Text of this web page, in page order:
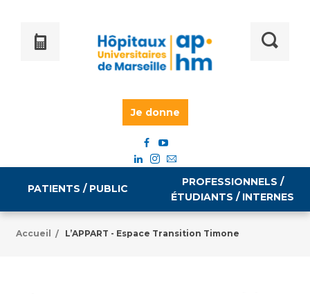
Je donne
PATIENTS / PUBLIC
PROFESSIONNELS /
ÉTUDIANTS / INTERNES
Accueil / L’APPART - Espace Transition Timone